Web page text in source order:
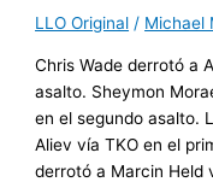
LLO Original / Michael
Chris Wade derrotó a
asalto. Sheymon
en el segundo asalto.
Aliev vía TKO en el
derrotó a Marcin Held